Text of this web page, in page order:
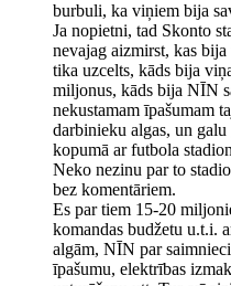
burbuli, ka viņiem bija
Ja nopietni, tad Skonto
nevajag aizmirst, kas
tika uzcelts, kāds bija
miljonus, kāds bija NĪN
nekustamam īpašumam
darbinieku algas, un
kopumā ar futbola
Neko nezinu par to
bez komentāriem.
Es par tiem 15-20
komandas budžetu u.t.i.
algām, NĪN par
īpašumu, elektrības